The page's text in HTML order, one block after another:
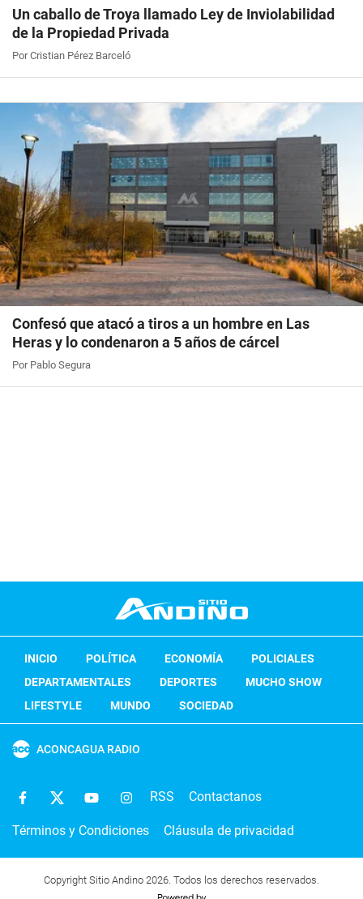
Un caballo de Troya llamado Ley de Inviolabilidad
de la Propiedad Privada
Por Cristian Pérez Barceló
Confesó que atacó a tiros a un hombre en Las
Heras y lo condenaron a 5 años de cárcel
Por Pablo Segura
INICIO POLÍTICA ECONOMÍA
POLICIALES
DEPARTAMENTALES
DEPORTES
MUCHO SHOW
LIFESTYLE
MUNDO SOCIEDAD
ACONCAGUA RADIO
RSS Contactanos
Términos y Condiciones Cláusula de privacidad
Copyright Sitio Andino 2026. Todos los derechos reservados.